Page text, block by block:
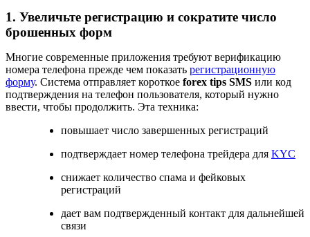
1. Увеличьте регистрацию и сократите число
брошенных форм
Многие современные приложения требуют верификацию
номера телефона прежде чем показать регистрационную
форму. Система отправляет короткое forex tips SMS или код
подтверждения на телефон пользователя, который нужно
ввести, чтобы продолжить. Эта техника:
повышает число завершенных регистраций
подтверждает номер телефона трейдера для KYC
снижает количество спама и фейковых
регистраций
дает вам подтвержденный контакт для дальнейшей
связи